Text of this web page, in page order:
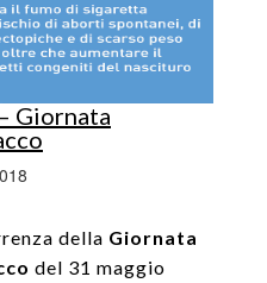
Giornata
della Giornata
del 31 maggio